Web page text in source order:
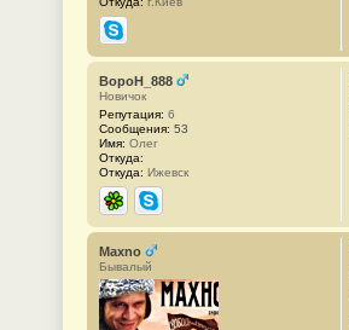
Skype
BopoH_888
Новичок
Репутация: 6
Сообщения: 53
Имя: Олег
Откуда:
Откуда: Ижевск
ICQ Skype
Maxno
Бывалый